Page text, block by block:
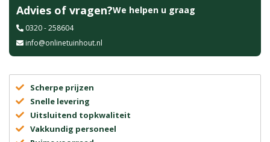
Advies of vragen?We helpen u graag
0320 - 258604
info@onlinetuinhout.nl
Scherpe prijzen
Snelle levering
Uitsluitend topkwaliteit
Vakkundig personeel